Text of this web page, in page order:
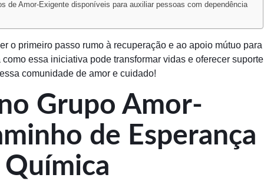
de Amor-Exigente disponíveis para auxiliar pessoas com dependência
o primeiro passo rumo à recuperação e ao apoio mútuo para
essa iniciativa pode transformar vidas e oferecer suporte
comunidade de amor e cuidado!
Grupo Amor-
de Esperança